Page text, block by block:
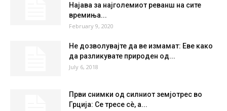
Најава за најголемиот реванш на сите
времиња...
February 9, 2020
Не дозволувајте да ве измамат: Еве како
да разликувате природен од...
July 6, 2018
Први снимки од силниот земјотрес во
Грција: Се тресе сè, а...